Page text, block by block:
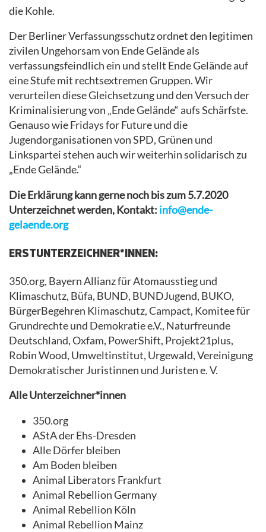
die Kohle.
Der Berliner Verfassungsschutz ordnet den legitimen
zivilen Ungehorsam von Ende Gelände als
verfassungsfeindlich ein und stellt Ende Gelände auf
eine Stufe mit rechtsextremen Gruppen. Wir
verurteilen diese Gleichsetzung und den Versuch der
Kriminalisierung von „Ende Gelände“ aufs Schärfste.
Genauso wie Fridays for Future und die
Jugendorganisationen von SPD, Grünen und
Linkspartei stehen auch wir weiterhin solidarisch zu
„Ende Gelände.“
Die Erklärung kann gerne noch bis zum 5.7.2020
Unterzeichnet werden, Kontakt: info@ende-
gelaende.org
ERSTUNTERZEICHNER*INNEN:
350.org, Bayern Allianz für Atomausstieg und
Klimaschutz, Büfa, BUND, BUNDJugend, BUKO,
BürgerBegehren Klimaschutz, Campact, Komitee für
Grundrechte und Demokratie e.V., Naturfreunde
Deutschland, Oxfam, PowerShift, Projekt21plus,
Robin Wood, Umweltinstitut, Urgewald, Vereinigung
Demokratischer Juristinnen und Juristen e. V.
Alle Unterzeichner*innen
350.org
AStA der Ehs-Dresden
Alle Dörfer bleiben
Am Boden bleiben
Animal Liberators Frankfurt
Animal Rebellion Germany
Animal Rebellion Köln
Animal Rebellion Mainz